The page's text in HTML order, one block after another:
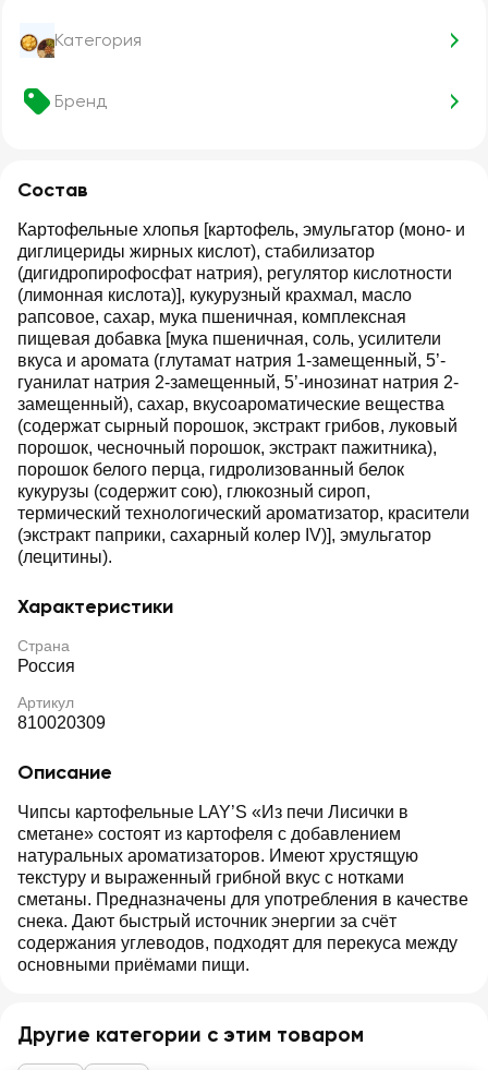
Категория
Бренд
Состав
Картофельные хлопья [картофель, эмульгатор (моно- и
диглицериды жирных кислот), стабилизатор
(дигидропирофосфат натрия), регулятор кислотности
(лимонная кислота)], кукурузный крахмал, масло
рапсовое, сахар, мука пшеничная, комплексная
пищевая добавка [мука пшеничная, соль, усилители
вкуса и аромата (глутамат натрия 1-замещенный, 5’-
гуанилат натрия 2-замещенный, 5’-инозинат натрия 2-
замещенный), сахар, вкусоароматические вещества
(содержат сырный порошок, экстракт грибов, луковый
порошок, чесночный порошок, экстракт пажитника),
порошок белого перца, гидролизованный белок
кукурузы (содержит сою), глюкозный сироп,
термический технологический ароматизатор, красители
(экстракт паприки, сахарный колер IV)], эмульгатор
(лецитины).
Характеристики
Страна
Россия
Артикул
810020309
Описание
Чипсы картофельные LAY’S «Из печи Лисички в
сметане» состоят из картофеля с добавлением
натуральных ароматизаторов. Имеют хрустящую
текстуру и выраженный грибной вкус с нотками
сметаны. Предназначены для употребления в качестве
снека. Дают быстрый источник энергии за счёт
содержания углеводов, подходят для перекуса между
основными приёмами пищи.
Другие категории с этим товаром